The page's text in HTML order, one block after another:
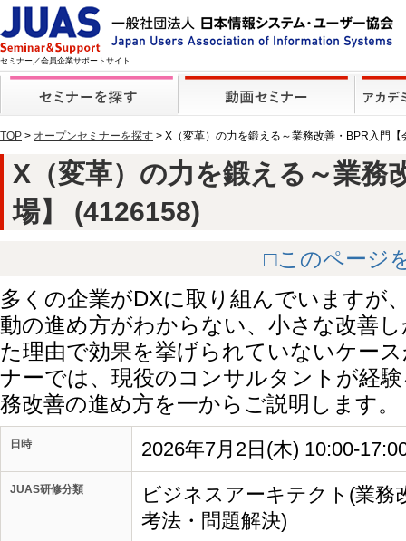
セミナー／会員企業サポートサイト
TOP > オープンセミナーを探す > X（変革）の力を鍛える～業務改善・BPR入門【
X（変革）の力を鍛える～業務
場】 (4126158)
□このページ
多くの企業がDXに取り組んでいますが
動の進め方がわからない、小さな改善
た理由で効果を挙げられていないケー
ナーでは、現役のコンサルタントが経
務改善の進め方を一からご説明します。
日時 2026年7月2日(木) 10:00-
JUAS研修分類
ビジネスアーキテクト(業務
考法・問題解決)